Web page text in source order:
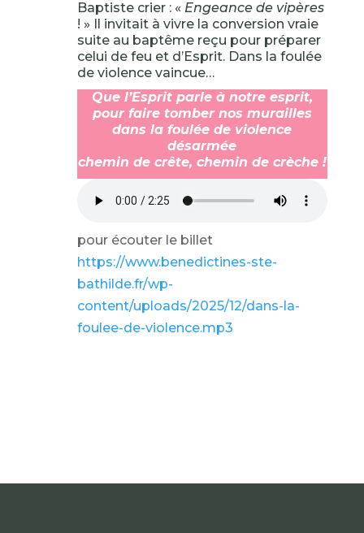
Baptiste crier : « Engeance de vipères
! » Il invitait à vivre la conversion vraie
suite au baptême reçu pour préparer
celui de feu et d’Esprit. Dans la foulée
de violence vaincue…
Que l’Esprit parle à notre esprit,
pour faire tomber nos murailles
dans la foulée de violence
désarmée
chemin de crête, chemin de crèche !
pour écouter le billet
https://www.benedictines-ste-
bathilde.fr/wp-
content/uploads/2025/12/dans-la-
foulee-de-violence.mp3